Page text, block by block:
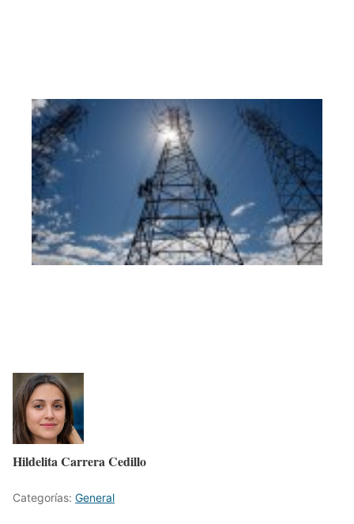
Hildelita Carrera Cedillo
Categorías: General